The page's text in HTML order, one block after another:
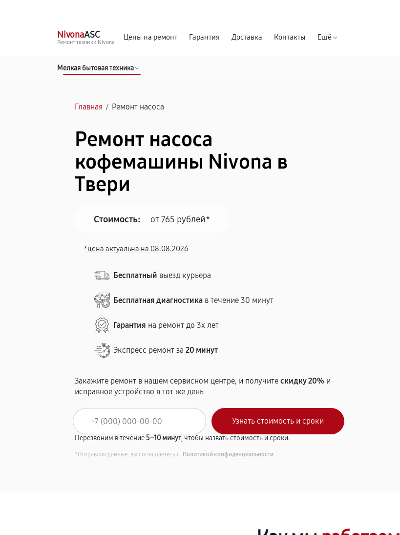
NivonaASC
Ремонт техники Nivona
Цены на ремонт Гарантия Доставка Контакты Ещё
Мелкая бытовая техника
Главная / Ремонт насоса
Ремонт насоса
кофемашины Nivona в
Твери
Стоимость: от 765 рублей*
*цена актуальна на 08.08.2026
Бесплатный выезд курьера
Бесплатная диагностика в течение 30 минут
Гарантия на ремонт до 3х лет
Экспресс ремонт за20 минут
Закажите ремонт в нашем сервисном центре, и получитескидку 20% и
исправное устройство в тот же день
Перезвоним в течение5–10 минут, чтобы назвать стоимость и сроки.
*Отправляя данные, вы соглашаетесь с Политикой конфиденциальности